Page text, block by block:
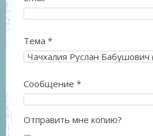
Тема *
Сообщение *
Отправить мне копию?